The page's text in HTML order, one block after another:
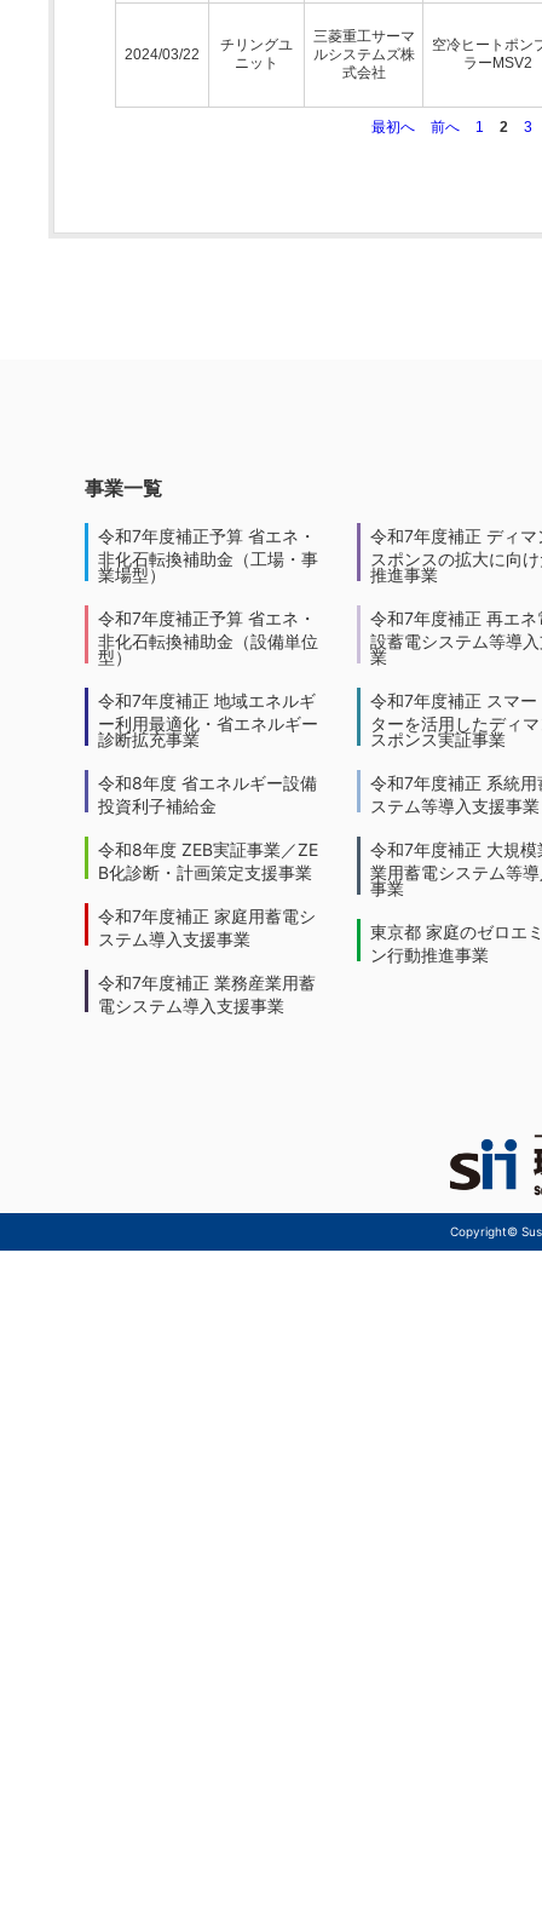
2024/03/22
チリングユ
ニット
三菱重工サーマ
ルシステムズ株
式会社
空冷ヒートポン
ラーMSV2
最初へ 前へ 1 2 3
事業一覧
令和7年度補正予算 省エネ・
非化石転換補助金（工場・事
業場型）
令和7年度補正予算 省エネ・
非化石転換補助金（設備単位
型）
令和7年度補正 地域エネルギ
ー利用最適化・省エネルギー
診断拡充事業
令和8年度 省エネルギー設備
投資利子補給金
令和8年度 ZEB実証事業／ZE
B化診断・計画策定支援事業
令和7年度補正 家庭用蓄電シ
ステム導入支援事業
令和7年度補正 業務産業用蓄
電システム導入支援事業
令和7年度補正 ディマ
スポンスの拡大に向
推進事業
令和7年度補正 再エネ
設蓄電システム等導
業
令和7年度補正 スマー
ターを活用したディ
スポンス実証事業
令和7年度補正 系統用
ステム等導入支援事業
令和7年度補正 大規模
業用蓄電システム等
事業
東京都 家庭のゼロエ
ン行動推進事業
Copyright©